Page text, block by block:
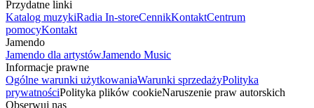
Przydatne linki
Katalog muzykiRadia In-storeCennikKontaktCentrum
pomocyKontakt
Jamendo
Jamendo dla artystówJamendo Music
Informacje prawne
Ogólne warunki użytkowaniaWarunki sprzedażyPolityka
prywatnościPolityka plików cookieNaruszenie praw autorskich
Obserwuj nas